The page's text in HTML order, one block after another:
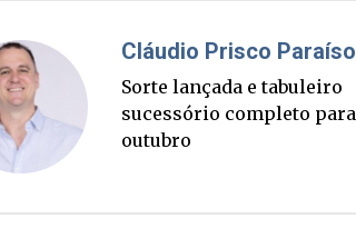
Fabiano Bordignon
Ponte Anita Garibaldi virou
palanque eleitoral